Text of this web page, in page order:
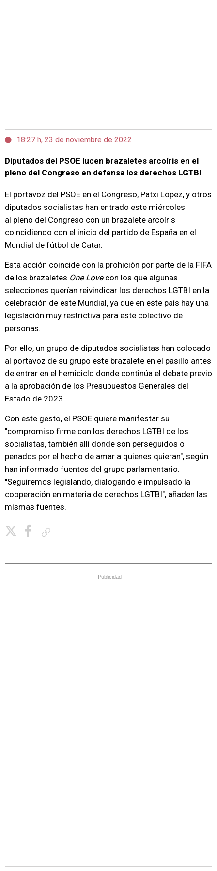
18:27 h, 23 de noviembre de 2022
Diputados del PSOE lucen brazaletes arcoíris en el
pleno del Congreso en defensa los derechos LGTBI
El portavoz del PSOE en el Congreso, Patxi López, y otros
diputados socialistas han entrado este miércoles
al pleno del Congreso con un brazalete arcoíris
coincidiendo con el inicio del partido de España en el
Mundial de fútbol de Catar.
Esta acción coincide con la prohición por parte de la FIFA
de los brazaletes One Lovecon los que algunas
selecciones querían reivindicar los derechos LGTBI en la
celebración de este Mundial, ya que en este país hay una
legislación muy restrictiva para este colectivo de
personas.
Por ello, un grupo de diputados socialistas han colocado
al portavoz de su grupo este brazalete en el pasillo antes
de entrar en el hemiciclo donde continúa el debate previo
a la aprobación de los Presupuestos Generales del
Estado de 2023.
Con este gesto, el PSOE quiere manifestar su
"compromiso firme con los derechos LGTBI de los
socialistas, también allí donde son perseguidos o
penados por el hecho de amar a quienes quieran", según
han informado fuentes del grupo parlamentario.
"Seguiremos legislando, dialogando e impulsado la
cooperación en materia de derechos LGTBI", añaden las
mismas fuentes.
Publicidad